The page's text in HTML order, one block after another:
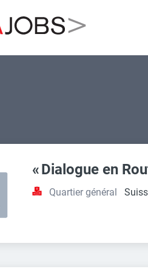
« Dialogue en
Quartier général